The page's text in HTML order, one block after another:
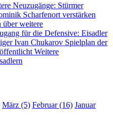
Neuzugänge: Stürmer
Scharfenort verstärken
über weitere
für die Defensive: Eisadler
Ivan Chukarov Spielplan der
Weitere
März (5) Februar (16) Januar